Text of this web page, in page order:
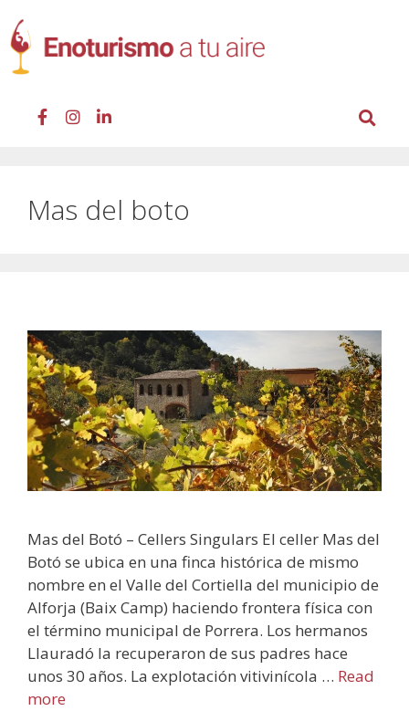
Mas del boto
Mas del Botó – Cellers Singulars El celler Mas del
Botó se ubica en una finca histórica de mismo
nombre en el Valle del Cortiella del municipio de
Alforja (Baix Camp) haciendo frontera física con
el término municipal de Porrera. Los hermanos
Llauradó la recuperaron de sus padres hace
unos 30 años. La explotación vitivinícola … Read
more